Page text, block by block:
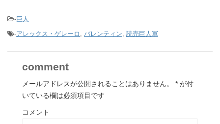
-巨人
-アレックス・ゲレーロ , バレンティン, 読売巨人軍
comment
メールアドレスが公開されることはありません。 * が付
いている欄は必須項目です
コメント